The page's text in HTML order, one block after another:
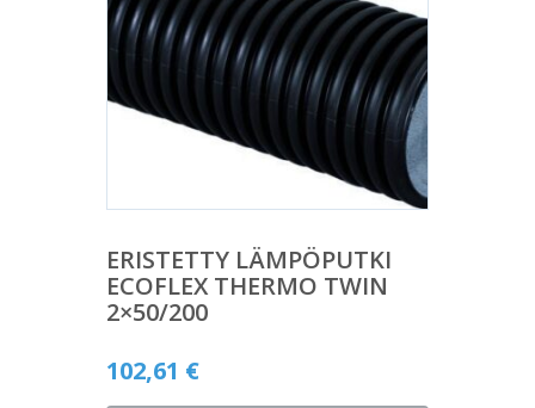
ERISTETTY LÄMPÖPUTKI
ECOFLEX THERMO TWIN
2×50/200
102,61 €